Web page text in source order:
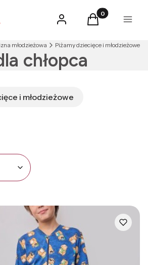
Zaloguj sięProdukty w
Koszyk Menu
młodzieżowa Piżamy dziecięce i młodzieżowe
chłopca
i młodzieżowe